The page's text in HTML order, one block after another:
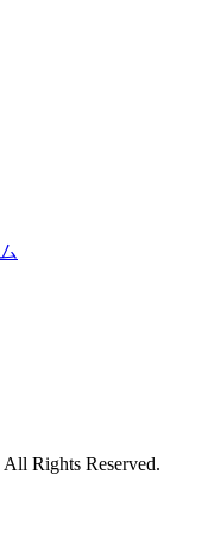
Rights Reserved.